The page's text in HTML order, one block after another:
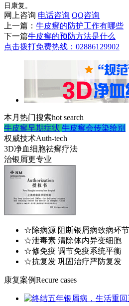
日康复。
网上咨询 电话咨询 QQ咨询
上一篇： 牛皮癣的防护工作有哪些
下一篇牛皮癣的预防方法是什么
点击拨打免费热线：02886129902
本月热门搜索hot search
牛皮癣早期症状 牛皮癣会传染给别
权威技术Auth-tech
3D净血细胞祛癣疗法
治银屑更专业
☆除病源 阻断银屑病致病环节
☆泄毒素 清除体内异变细胞
☆修免疫 调节免疫系统平衡
☆抗复发 巩固治疗严防复发
康复案例Recure cases